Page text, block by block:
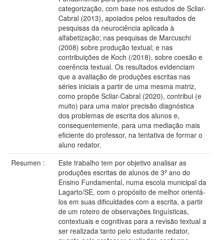
categorização, com base nos estudos de Scliar-
Cabral (2013), apoiados pelos resultados de
pesquisas da neurociência aplicada à
alfabetização; nas pesquisas de Marcuschi
(2008) sobre produção textual; e nas
contribuições de Koch (/2018), sobre coesão e
coerência textual. Os resultados evidenciam
que a avaliação de produções escritas nas
séries iniciais a partir de uma mesma matriz,
como propõe Scliar-Cabral (2020), contribui (e
muito) para uma maior precisão diagnóstica
dos problemas de escrita dos alunos e,
consequentemente, para uma mediação mais
eficiente do professor, na tentativa de formar o
aluno redator.
Resumen :
Este trabalho tem por objetivo analisar as
produções escritas de alunos de 3º ano do
Ensino Fundamental, numa escola municipal da
Lagarto/SE, com o propósito de melhor orientá-
los em suas dificuldades com a escrita, a partir
de um roteiro de observações linguísticas,
contextuais e cognitivas para a revisão textual a
ser realizada tanto pelo estudante redator,